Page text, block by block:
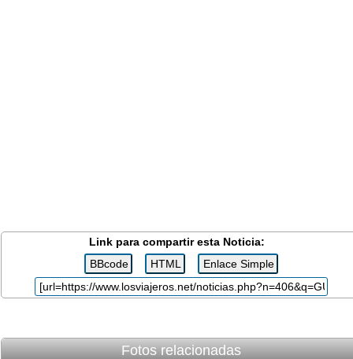
Link para compartir esta Noticia:
Fotos relacionadas